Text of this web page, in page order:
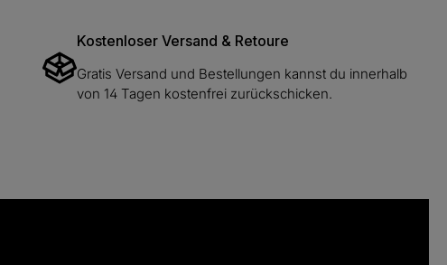
Kostenloser Versand & Retoure
Gratis Versand und Bestellungen kannst du innerhalb
von 14 Tagen kostenfrei zurückschicken.